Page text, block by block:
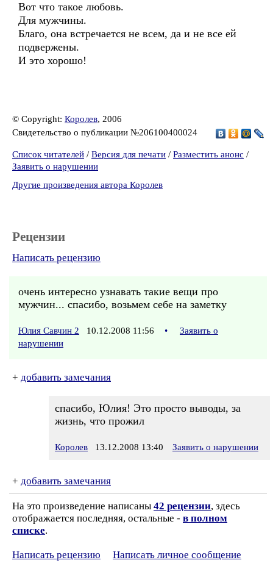
Вот что такое любовь.
Для мужчины.
Благо, она встречается не всем, да и не все ей
подвержены.
И это хорошо!
© Copyright: Королев, 2006
Свидетельство о публикации №206100400024
Список читателей / Версия для печати / Разместить анонс /
Заявить о нарушении
Другие произведения автора Королев
Рецензии
Написать рецензию
очень интересно узнавать такие вещи про
мужчин... спасибо, возьмем себе на заметку
Юлия Савчин 2 10.12.2008 11:56 •
Заявить о
нарушении
+ добавить замечания
спасибо, Юлия! Это просто выводы, за
жизнь, что прожил
Королев 13.12.2008 13:40 Заявить о нарушении
+ добавить замечания
На это произведение написаны 42 рецензии, здесь
отображается последняя, остальные - в полном
списке.
Написать рецензию
Написать личное сообщение